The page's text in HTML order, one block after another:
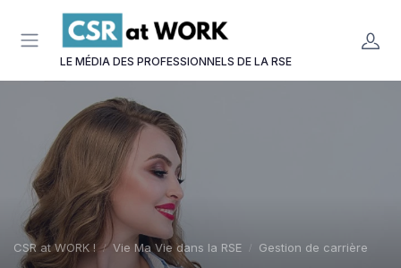
LE MÉDIA DES PROFESSIONNELS DE LA RSE
CSR at WORK ! Vie Ma Vie dans la RSE Gestion de carrière
Panneau de gestion des cookies